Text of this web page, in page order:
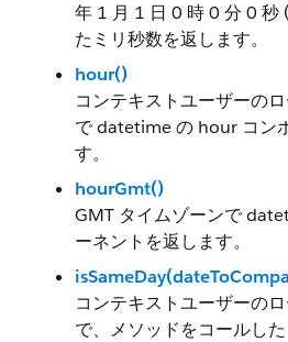
年 1 月 1 日 0 時 0 分 0 秒
たミリ秒数を返します。
hour()
コンテキストユーザーの
で datetime の hour コン
す。
hourGmt()
GMT タイムゾーンで
ーネントを返します。
コンテキストユーザーの
で、メソッドをコールし